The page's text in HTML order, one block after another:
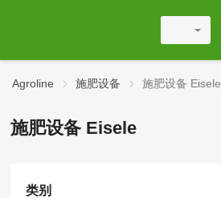
Agroline 施肥设备 施肥设备 Eisele
施肥设备 Eisele
类别